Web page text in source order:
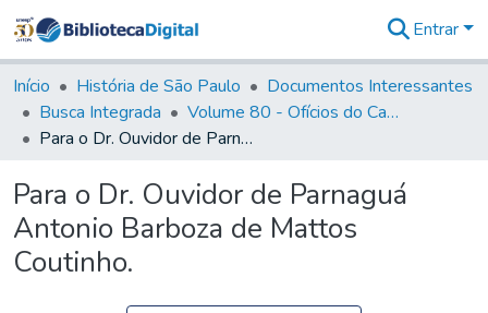
&
Coleções
Tudo na
Biblioteca
Estatísticas
Entrar
Início História de São Paulo
Documentos Interessantes
Busca Integrada
Volume 80 - Ofícios do Capitão General Martim Lopes Lobo de Saldanha (1777-1780)
Para o Dr. Ouvidor de Parnaguá Antonio Barboza de Mattos Coutinho.
Para o Dr. Ouvidor de Parnaguá
Antonio Barboza de Mattos
Coutinho.